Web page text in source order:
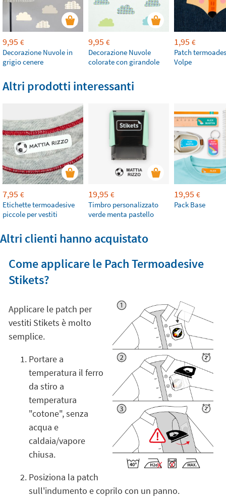
9,95 €
Decorazione Nuvole in
grigio cenere
9,95 €
Decorazione Nuvole
colorate con girandole
1,95 €
Patch
Volpe
Altri prodotti interessanti
7,95 €
Etichette termoadesive
piccole per vestiti
19,95 €
Timbro personalizzato
verde menta pastello
19,95 €
Pack Base
Altri clienti hanno acquistato
Come applicare le Pach Termoadesive
Stikets?
Applicare le patch per
vestiti Stikets è molto
semplice.
Portare a
temperatura il ferro
da stiro a
temperatura
"cotone", senza
acqua e
caldaia/vapore
chiusa.
Posiziona la patch
sull'indumento e coprilo con un panno.